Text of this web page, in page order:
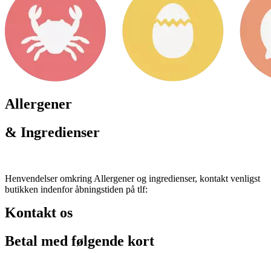
Allergener
& Ingredienser
Henvendelser omkring Allergener og ingredienser, kontakt venligst
butikken indenfor åbningstiden på tlf:
Kontakt os
Betal med følgende kort